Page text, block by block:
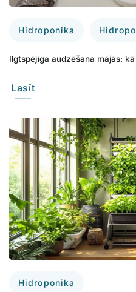
Hidroponika
Ilgtspējīga audzēšana mājās:
Lasīt
Hidroponika